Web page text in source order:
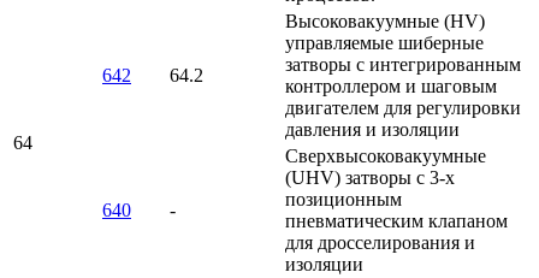
64
642 64.2
Высоковакуумные (HV)
управляемые шиберные
затворы с интегрированным
контроллером и шаговым
двигателем для регулировки
давления и изоляции
640 -
Сверхвысоковакуумные
(UHV) затворы c 3-х
позиционным
пневматическим клапаном
для дросселирования и
изоляции